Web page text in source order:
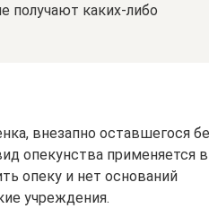
получают каких-либо
внезапно оставшегося
опекунства применяется в
опеку и нет оснований
учреждения.